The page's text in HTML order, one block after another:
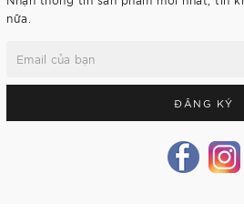
nữa.
ĐĂNG KÝ